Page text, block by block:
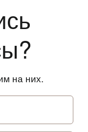
на них.